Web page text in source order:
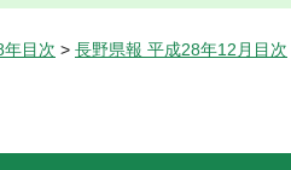
目次 > 長野県報 平成28年12月目次